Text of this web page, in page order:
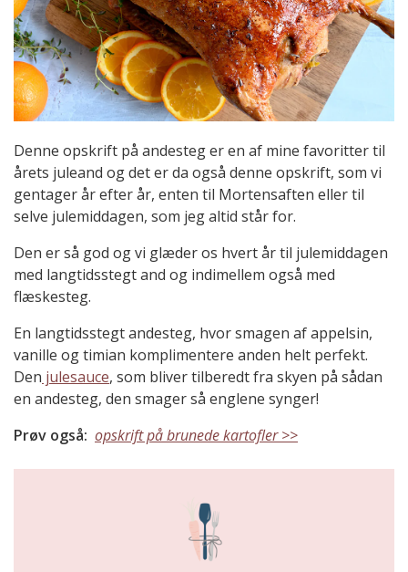
Denne opskrift på andesteg er en af mine favoritter til
årets juleand og det er da også denne opskrift, som vi
gentager år efter år, enten til Mortensaften eller til
selve julemiddagen, som jeg altid står for.
Den er så god og vi glæder os hvert år til julemiddagen
med langtidsstegt and og indimellem også med
flæskesteg.
En langtidsstegt andesteg, hvor smagen af appelsin,
vanille og timian komplimentere anden helt perfekt.
Den julesauce, som bliver tilberedt fra skyen på sådan
en andesteg, den smager så englene synger!
Prøv også: opskrift på brunede kartofler >>